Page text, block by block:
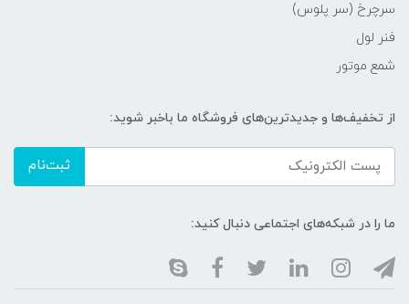
سرچرخ (سر پلوس)
فنر لول
شمع موتور
از تخفیف‌ها و جدیدترین‌های فروشگاه ما باخبر شوید:
ثبت‌نام
ما را در شبکه‌های اجتماعی دنبال کنید: